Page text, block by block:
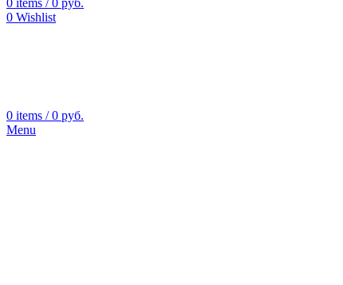
0 items / 0 руб.
0 Wishlist
0 items / 0 руб.
Menu